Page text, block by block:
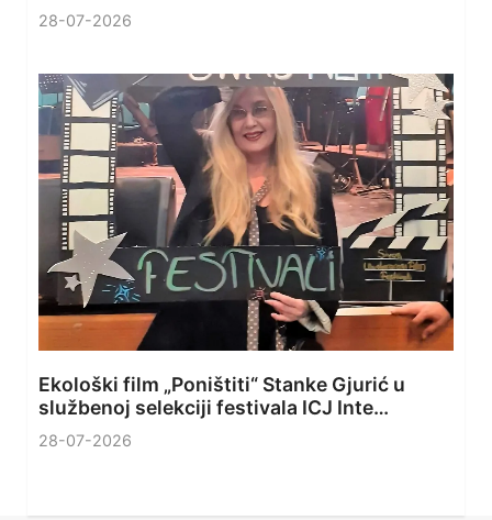
28-07-2026
Ekološki film „Poništiti“ Stanke Gjurić u
službenoj selekciji festivala ICJ Inte…
28-07-2026